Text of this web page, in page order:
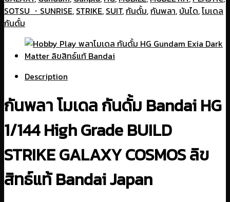
SOTSU ・SUNRISE, STRIKE, SUIT,กันดั้ม,กันพลา, บันได,โมเดล
กันดั้ม
Description
กันพลา โมเดล กันดั้ม Bandai HG
1/144 High Grade BUILD
STRIKE GALAXY COSMOS ลิข
สิทธ์แท้ Bandai Japan